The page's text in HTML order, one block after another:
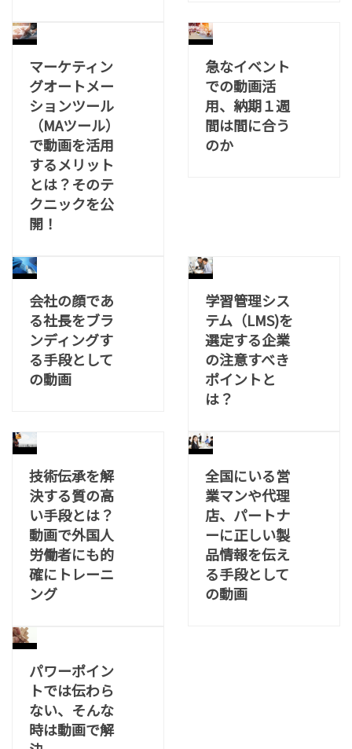
マーケティン
グオートメー
ションツール
（MAツール）
で動画を活用
するメリット
とは？そのテ
クニックを公
開！
急なイベント
での動画活
用、納期１週
間は間に合う
のか
会社の顔であ
る社長をブラ
ンディングす
る手段として
の動画
学習管理シス
テム（LMS)を
選定する企業
の注意すべき
ポイントと
は？
技術伝承を解
決する質の高
い手段とは？
動画で外国人
労働者にも的
確にトレーニ
ング
全国にいる営
業マンや代理
店、パートナ
ーに正しい製
品情報を伝え
る手段として
の動画
パワーポイン
トでは伝わら
ない、そんな
時は動画で解